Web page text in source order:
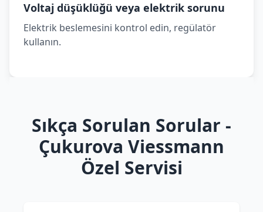
Voltaj düşüklüğü veya elektrik sorunu
Elektrik beslemesini kontrol edin, regülatör
kullanın.
Sıkça Sorulan Sorular -
Çukurova Viessmann
Özel Servisi